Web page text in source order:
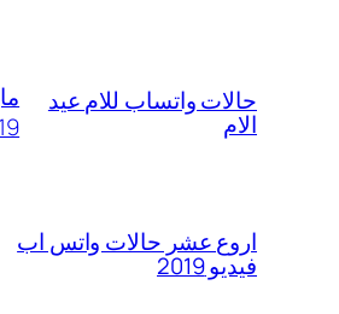
حالات واتساب للام عيد
الام
اروع عشر حالات واتس اب
فيديو 2019